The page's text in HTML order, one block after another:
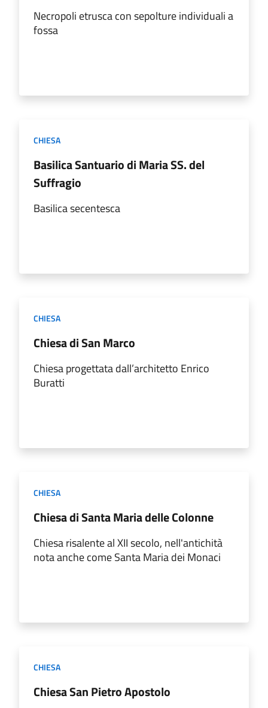
Necropoli etrusca con sepolture individuali a
fossa
CHIESA
Basilica Santuario di Maria SS. del
Suffragio
Basilica secentesca
CHIESA
Chiesa di San Marco
Chiesa progettata dall’architetto Enrico
Buratti
CHIESA
Chiesa di Santa Maria delle Colonne
Chiesa risalente al XII secolo, nell'antichità
nota anche come Santa Maria dei Monaci
CHIESA
Chiesa San Pietro Apostolo